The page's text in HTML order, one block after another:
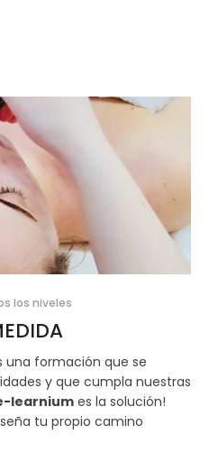
los niveles
una formación que se
y que cumpla nuestras
learniumes la solución!
tu propio camino